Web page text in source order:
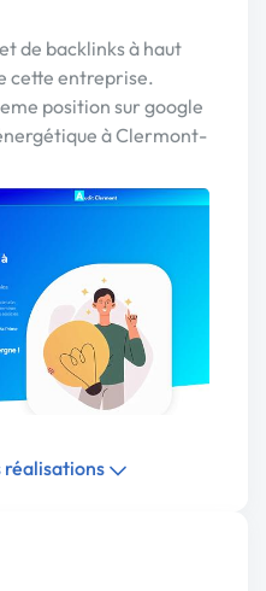
de backlinks à haut
cette entreprise.
position sur google
à Clermont-
réalisations